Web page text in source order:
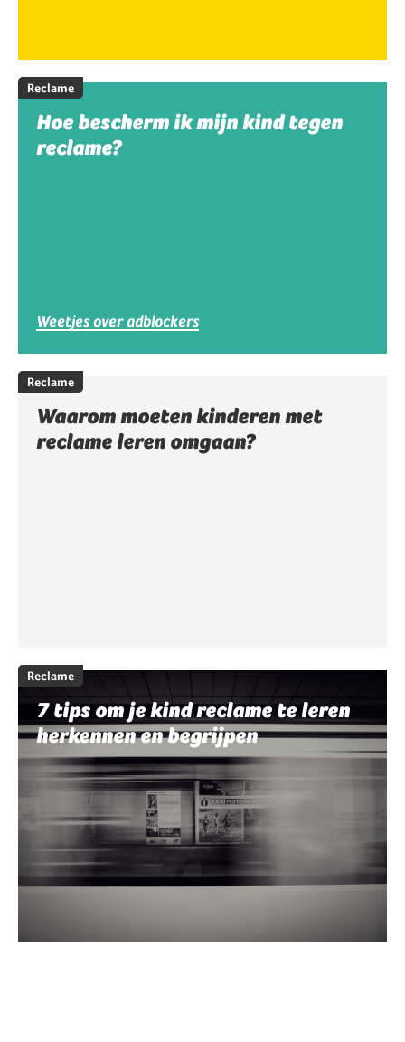
Reclame
Hoe bescherm ik mijn kind tegen
reclame?
Weetjes over adblockers
Reclame
Waarom moeten kinderen met
reclame leren omgaan?
Reclame
7 tips om je kind reclame te leren
herkennen en begrijpen